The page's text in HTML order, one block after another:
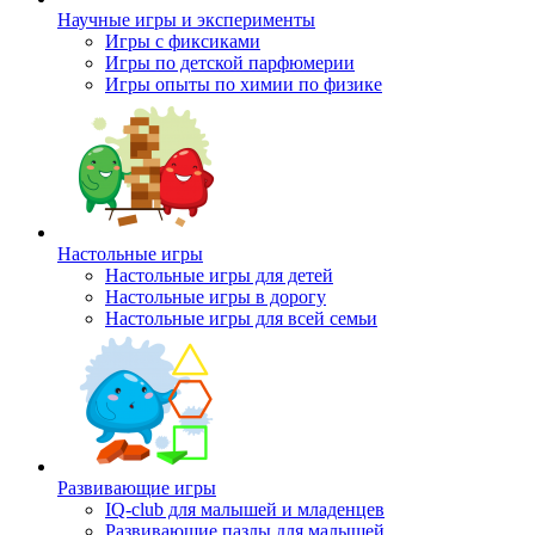
Научные игры и эксперименты
Игры с фиксиками
Игры по детской парфюмерии
Игры опыты по химии по физике
Настольные игры
Настольные игры для детей
Настольные игры в дорогу
Настольные игры для всей семьи
Развивающие игры
IQ-club для малышей и младенцев
Развивающие пазлы для малышей